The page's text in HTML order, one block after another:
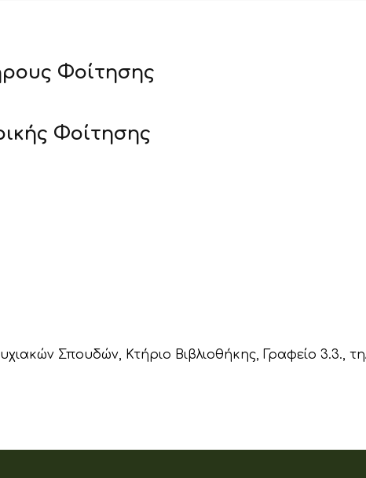
Φοίτησης
Φοίτησης
Σπουδών, Κτήριο Βιβλιοθήκης, Γραφείο 3.3.,